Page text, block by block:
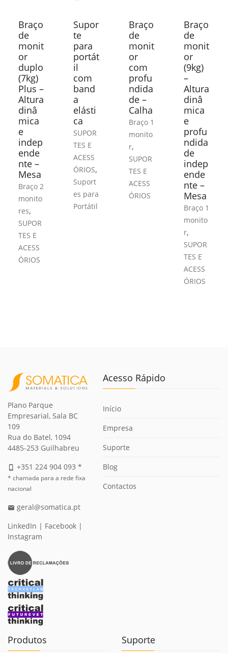
Braço
de
monit
or
duplo
(7kg)
Plus –
Altura
dinâ
mica
e
indep
ende
nte –
Mesa
Braço 2
monito
res,
SUPOR
TES E
ACESS
ÓRIOS
Supor
te
para
portát
il
com
band
a
elásti
ca
SUPOR
TES E
ACESS
ÓRIOS,
Suport
es para
Portátil
Braço
de
monit
or
com
profu
ndida
de –
Calha
Braço 1
monito
r,
SUPOR
TES E
ACESS
ÓRIOS
Braço
de
monit
or
(9kg)
–
Altura
dinâ
mica
e
profu
ndida
de
indep
ende
nte –
Mesa
Braço 1
monito
r,
SUPOR
TES E
ACESS
ÓRIOS
Plano Parque
Empresarial, Sala BC
109
Rua do Batel, 1094
4485-253 Guilhabreu
phone_iphone +351 224 904 093 *
* chamada para a rede fixa
nacional
email geral@somatica.pt
LinkedIn | Facebook |
Instagram
Acesso Rápido
Início
Empresa
Suporte
Blog
Contactos
Produtos Suporte